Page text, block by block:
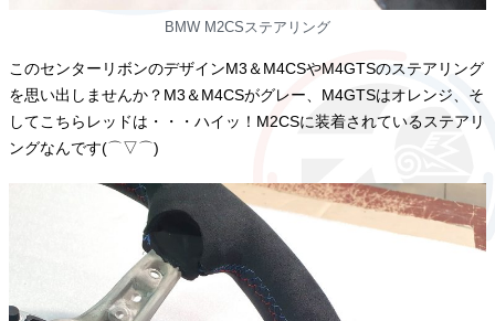
BMW M2CSステアリング
このセンターリボンのデザインM3＆M4CSやM4GTSのステアリング
を思い出しませんか？M3＆M4CSがグレー、M4GTSはオレンジ、そ
してこちらレッドは・・・ハイッ！M2CSに装着されているステアリ
ングなんです(⌒▽⌒)